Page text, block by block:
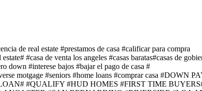
de real estate #prestamos de casa #calificar para compra
#casa de venta los angeles #casas baratas#casas de
down #interese bajos #bajar el pago de casa #
motgage #seniors #home loans #comprar casa
#QUALIFY #HUD HOMES #FIRST TIME